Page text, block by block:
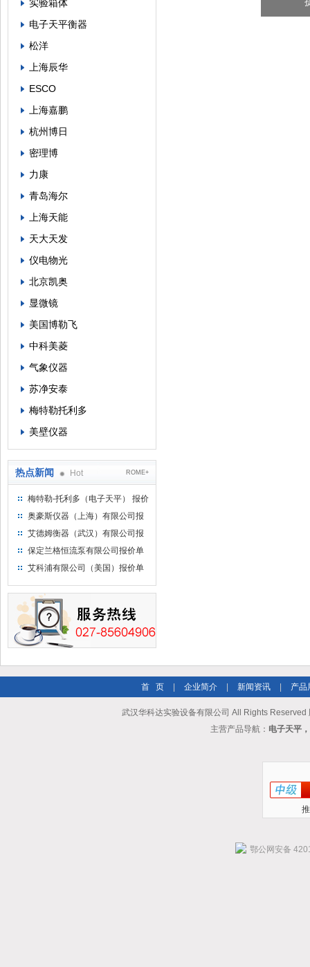
实验箱体
电子天平衡器
松洋
上海辰华
ESCO
上海嘉鹏
杭州博日
密理博
力康
青岛海尔
上海天能
天大天发
仪电物光
北京凯奥
显微镜
美国博勒飞
中科美菱
气象仪器
苏净安泰
梅特勒托利多
美壁仪器
热点新闻 Hot ROME+
梅特勒-托利多（电子天平） 报价
单
奥豪斯仪器（上海）有限公司报
价单
艾德姆衡器（武汉）有限公司报
价单
保定兰格恒流泵有限公司报价单
艾科浦有限公司（美国）报价单
首 页 企业简介 新闻资讯 产品
武汉华科达实验设备有限公司 All Rights Reserved
主营产品导航： 电子天平
鄂公网安备